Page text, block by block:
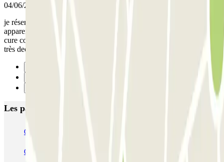
04/06/2025
je réserve sur internet pour être tranquille hors pour rentrer et sortir l
appareil ne lis pas la plaque d’immatriculation la borne ne lis pas le
cure code et en plus obligé d attendre 5 mn avant d avoir quelqu’un
très decu
Les parkings les mieux notés à Toulon
Q-Park - Mayol Centre
Q-Park Zénith Préfecture